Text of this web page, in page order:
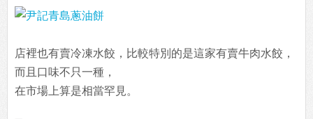
店裡也有賣冷凍水餃，比較特別的是這家有賣牛肉水餃，
而且口味不只一種，
在市場上算是相當罕見。